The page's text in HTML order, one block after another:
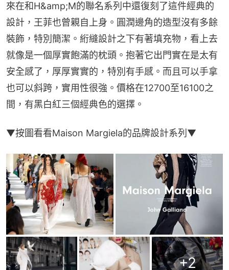
來在和H&amp;M的聯名系列中還復刻了這件經典的
設計，王菲也曾親自上身。圓潤邊角的造型沒有多餘
裝飾，特別簡潔。絎縫設計之下有著填充物，看上去
就像是一個厚實飽滿的枕頭。抱著它出門實在是太有
安全感了，厚厚實實的，特別有手感。而且可以手拿
也可以斜跨，實用性很強。價格在12700至16100之
間，有黑白紅三個經典色的選擇。
▼按圖看看Maison Margiela的品牌設計系列▼
+2